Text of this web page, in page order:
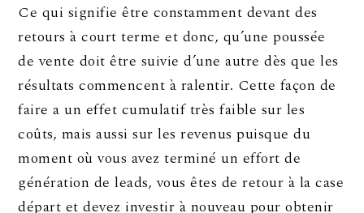
Ce qui signifie être constamment devant des
retours à court terme et donc, qu’une poussée
de vente doit être suivie d’une autre dès que les
résultats commencent à ralentir. Cette façon de
faire a un effet cumulatif très faible sur les
coûts, mais aussi sur les revenus puisque du
moment où vous avez terminé un effort de
génération de leads, vous êtes de retour à la case
départ et devez investir à nouveau pour obtenir